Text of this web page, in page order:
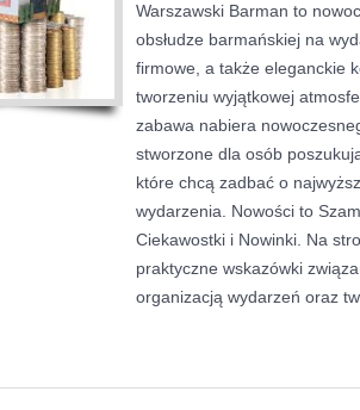
Warszawski Barman to
obsłudze barmańskiej na
firmowe, a także eleganckie
tworzeniu wyjątkowej
zabawa nabiera
stworzone dla osób
które chcą zadbać o
wydarzenia. Nowości to
Ciekawostki i Nowinki. Na
praktyczne wskazówki
organizacją wydarzeń oraz